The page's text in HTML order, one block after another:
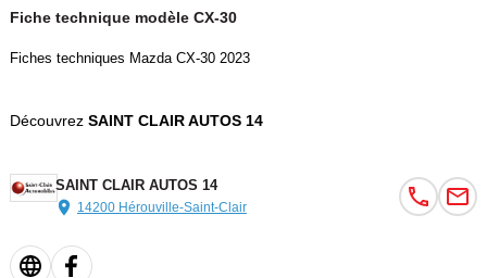
Fiche technique modèle CX-30
Fiches techniques Mazda CX-30 2023
Découvrez SAINT CLAIR AUTOS 14
SAINT CLAIR AUTOS 14
14200 Hérouville-Saint-Clair